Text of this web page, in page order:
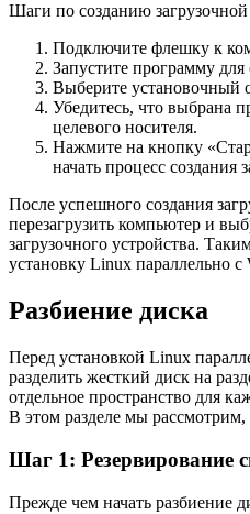
Шаги по созданию
Подключите флешку к
Запустите программу
Выберите установочный
Убедитесь, что выбрана
целевого носителя.
Нажмите на кнопку
начать процесс создания
После успешного создания
перезагрузить компьютер и
загрузочного устройства.
установку Linux параллельно с
Разбиение диска
Перед установкой Linux
разделить жесткий диск на
отдельное пространство для
В этом разделе мы рассмотрим,
Шаг 1: Резервирование
Прежде чем начать разбиение